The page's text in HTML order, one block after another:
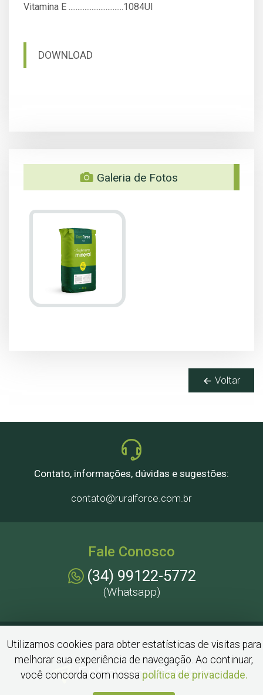
Vitamina E ...............................1084UI
DOWNLOAD
Galeria de Fotos
Voltar
Contato, informações, dúvidas e sugestões:
contato@ruralforce.com.br
Fale Conosco
(34) 99122-5772
(Whatsapp)
Entrar em Contato
Utilizamos cookies para obter estatísticas de visitas para
melhorar sua experiência de navegação. Ao continuar,
você concorda com nossa política de privacidade.